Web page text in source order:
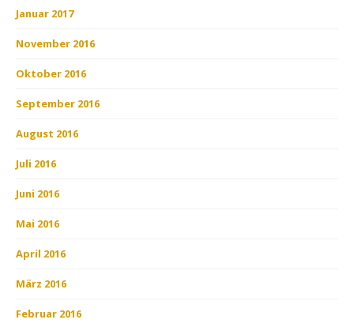
Januar 2017
November 2016
Oktober 2016
September 2016
August 2016
Juli 2016
Juni 2016
Mai 2016
April 2016
März 2016
Februar 2016